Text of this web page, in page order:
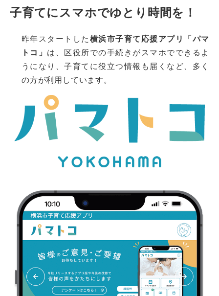
子育てにスマホでゆとり時間を！
昨年スタートした 横浜市子育て応援アプリ「パマ
トコ」 は、区役所での手続きがスマホでできるよ
うになり、子育てに役立つ情報も届くなど、多く
の方が利用しています。